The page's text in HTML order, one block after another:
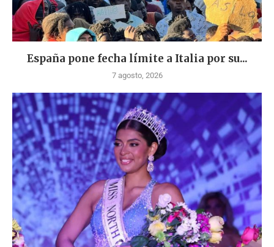
España pone fecha límite a Italia por su...
7 agosto, 2026